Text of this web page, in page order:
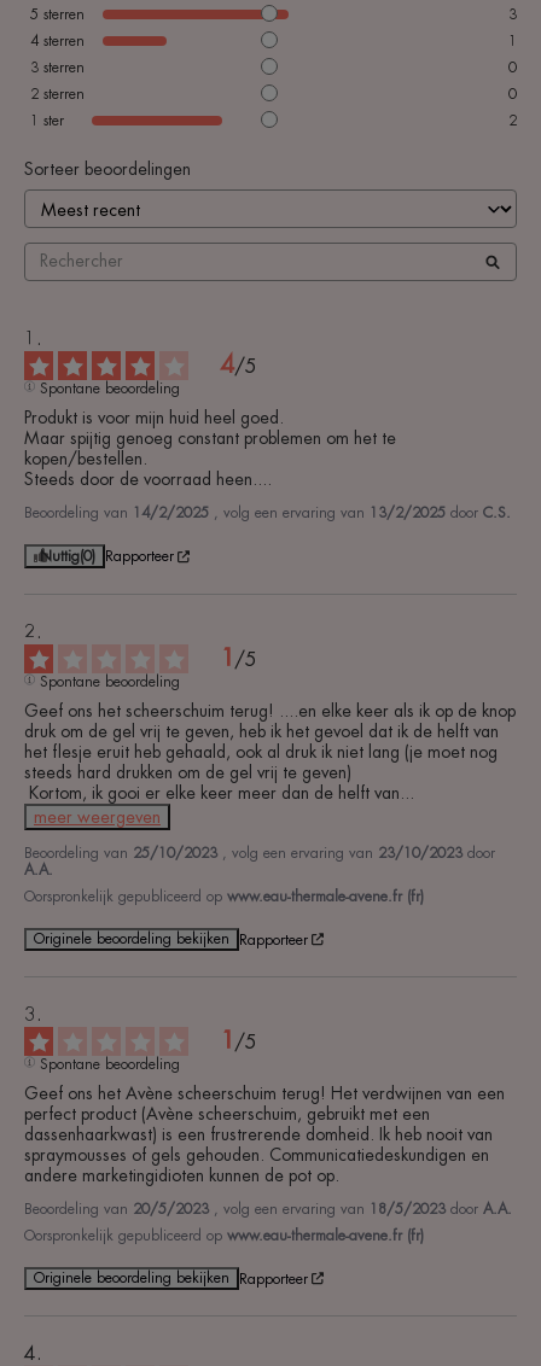
5 sterren
3
4 sterren
1
3 sterren
0
2 sterren
0
1 ster 2
Sorteer beoordelingen
4/5
Spontane beoordeling
Produkt is voor mijn huid heel goed.
Maar spijtig genoeg constant problemen om het te
kopen/bestellen.
Steeds door de voorraad heen....
Beoordeling van 14/2/2025 , volg een ervaring van 13/2/2025 door C.S.
Nuttig(0) Rapporteer
1 /5
Spontane beoordeling
Geef ons het scheerschuim terug! ....en elke keer als ik op de knop
druk om de gel vrij te geven, heb ik het gevoel dat ik de helft van
het flesje eruit heb gehaald, ook al druk ik niet lang (je moet nog
steeds hard drukken om de gel vrij te geven)
Kortom, ik gooi er elke keer meer dan de helft van
meer weergeven
Beoordeling van 25/10/2023 , volg een ervaring van 23/10/2023 door
A.A.
Oorspronkelijk gepubliceerd op www.eau-thermale-avene.fr (fr)
Originele beoordeling bekijken Rapporteer
1 /5
Spontane beoordeling
Geef ons het Avène scheerschuim terug! Het verdwijnen van een
perfect product (Avène scheerschuim, gebruikt met een
dassenhaarkwast) is een frustrerende domheid. Ik heb nooit van
spraymousses of gels gehouden. Communicatiedeskundigen en
andere marketingidioten kunnen de pot op.
Beoordeling van 20/5/2023 , volg een ervaring van 18/5/2023 door A.A.
Oorspronkelijk gepubliceerd op www.eau-thermale-avene.fr (fr)
Originele beoordeling bekijken Rapporteer